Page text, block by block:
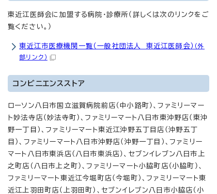
東近江医師会に加盟する病院・診療所（詳しくは次のリンクをご
覧ください。）
東近江市医療機関一覧（一般社団法人 東近江医師会） （外
部リンク）
コンビニエンスストア
ローソン八日市国立滋賀病院前店（中小路町）、ファミリーマー
ト妙法寺店（妙法寺町）、ファミリーマート八日市東沖野店（東沖
野一丁目）、ファミリーマート東近江沖野五丁目店（沖野五丁
目）、ファミリーマート八日市沖野店（沖野一丁目）、ファミリー
マート八日市東浜店（八日市東浜店）、セブンイレブン八日市上
之町店（八日市上之町）、ファミリーマート小脇町店（小脇町）、
ファミリーマート東近江今堀町店（今堀町）、ファミリーマート東
近江上羽田町店（上羽田町）、セブンイレブン八日市小脇店（小